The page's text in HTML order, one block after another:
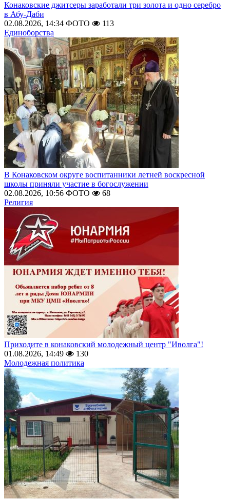
Конаковские джитсеры заработали три золота и одно серебро
в Абу-Даби
02.08.2026, 14:34 ФОТО
113
Единоборства
В Конаковском округе воспитанники летней воскресной
школы приняли участие в богослужении
02.08.2026, 10:56 ФОТО
68
Религия
Приходите в конаковский молодежный центр "Иволга"!
01.08.2026, 14:49
130
Молодежная политика